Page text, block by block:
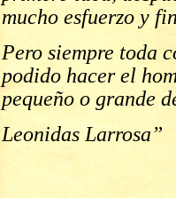
mucho esfuerzo y
Pero siempre toda
podido hacer el
pequeño o grande
Leonidas Larrosa”